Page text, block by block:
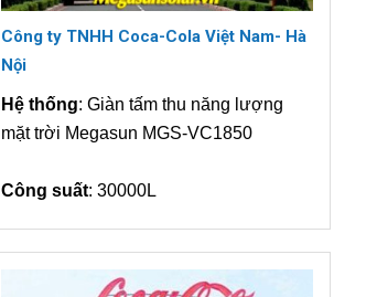
Công ty TNHH Coca-Cola Việt Nam- Hà
Nội
Hệ thống: Giàn tấm thu năng lượng
mặt trời Megasun MGS-VC1850
Công suất: 30000L